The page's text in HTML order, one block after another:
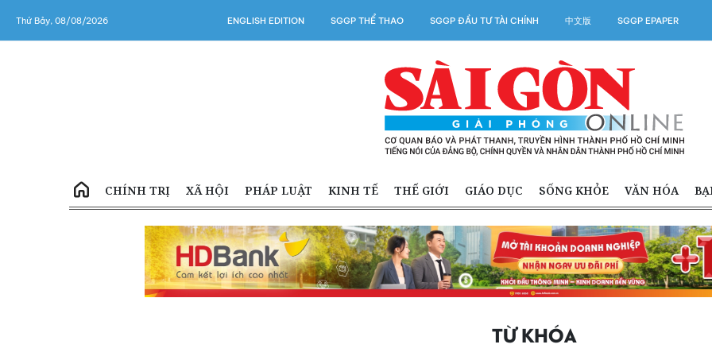
Thứ Bảy, 08/08/2026 ENGLISH EDITION SGGP THỂ THAO SGGP ĐẦU TƯ TÀI CHÍNH 中文版 SGGP EPAPER
CHÍNH TRỊ XÃ HỘI PHÁP LUẬT KINH TẾ THẾ GIỚI GIÁO DỤC SỐNG KHỎE VĂN HÓA
TỪ KHÓA